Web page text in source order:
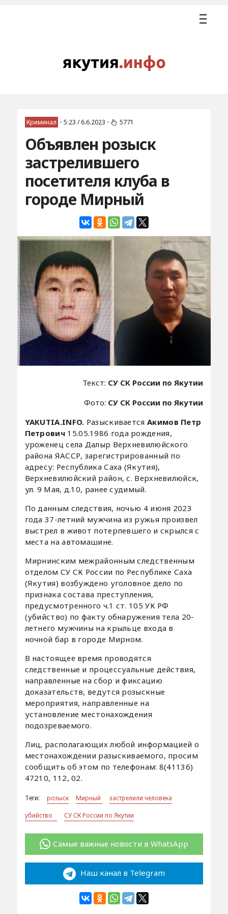
Криминал • 5:23 / 6.6.2023 • 5771
Объявлен розыск
застрелившего
посетителя клуба в
городе Мирный
Текст: СУ СК России по Якутии
Фото: СУ СК России по Якутии
YAKUTIA.INFO. Разыскивается Акимов Петр
Петрович 15.05.1986 года рождения,
уроженец села Далыр Верхневилюйского
района ЯАССР, зарегистрированный по
адресу: Республика Саха (Якутия),
Верхневилюйский район, с. Верхневилюйск,
ул. 9 Мая, д.10, ранее судимый.
По данным следствия, ночью 4 июня 2023
года 37-летний мужчина из ружья произвел
выстрел в живот потерпевшего и скрылся с
места на автомашине.
Мирнинским межрайонным следственным
отделом СУ СК России по Республике Саха
(Якутия) возбуждено уголовное дело по
признака состава преступления,
предусмотренного ч.1 ст. 105 УК РФ
(убийство) по факту обнаружения тела 20-
летнего мужчины на крыльце входа в
ночной бар в городе Мирном.
В настоящее время проводятся
следственные и процессуальные действия,
направленные на сбор и фиксацию
доказательств, ведутся розыскные
мероприятия, направленные на
установление местонахождения
подозреваемого.
Лиц, располагающих любой информацией о
местонахождении разыскиваемого, просим
сообщить об этом по телефонам: 8(41136)
47210, 112, 02.
Теги: розыск Мирный
застрелили человека
убийство
СУ СК России по Якутии
Самые важные новости в WhatsApp
Наш канал в Telegram